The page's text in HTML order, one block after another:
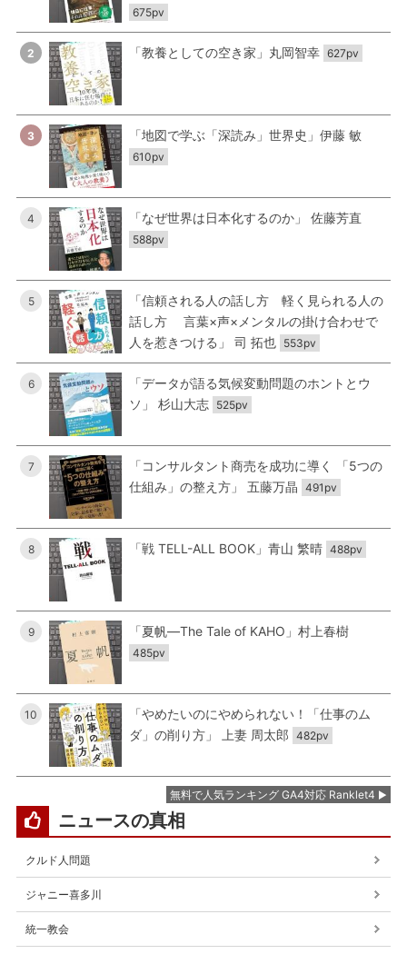
675pv
2 「教養としての空き家」丸岡智幸 627pv
3 「地図で学ぶ「深読み」世界史」伊藤 敏
610pv
4 「なぜ世界は日本化するのか」 佐藤芳直
588pv
5
「信頼される人の話し方 軽く見られる人の
話し方 言葉×声×メンタルの掛け合わせで
人を惹きつける」 司 拓也 553pv
6
「データが語る気候変動問題のホントとウ
ソ」 杉山大志 525pv
7
「コンサルタント商売を成功に導く 「5つの
仕組み」の整え方」 五藤万晶 491pv
8 「戦 TELL-ALL BOOK」青山 繁晴 488pv
9 「夏帆―The Tale of KAHO」村上春樹
485pv
10
「やめたいのにやめられない！「仕事のム
ダ」の削り方」 上妻 周太郎 482pv
無料で人気ランキング GA4対応 Ranklet4
ニュースの真相
クルド人問題
ジャニー喜多川
統一教会